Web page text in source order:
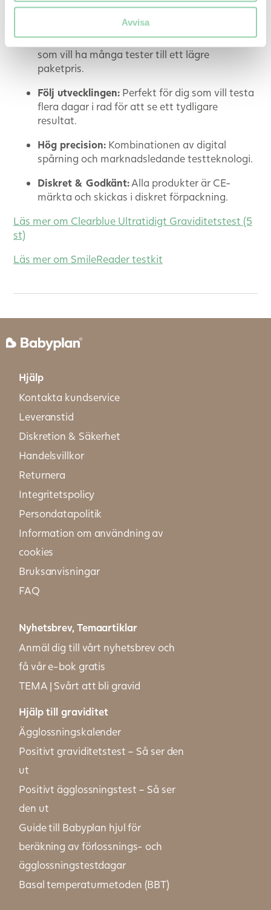
Avvisa
Varför välja detta storpaket?
Mest prisvärt:Vårt bästa erbjudande för dig
som vill ha många tester till ett lägre
paketpris.
Följ utvecklingen: Perfekt för dig som vill testa
flera dagar i rad för att se ett tydligare
resultat.
Hög precision: Kombinationen av digital
spårning och marknadsledande testteknologi.
Diskret & Godkänt:Alla produkter är CE-
märkta och skickas i diskret förpackning.
Läs mer om Clearblue Ultratidigt Graviditetstest (5
st)
Läs mer om SmileReader testkit
Hjälp
Kontakta kundservice
Leveranstid
Diskretion & Säkerhet
Handelsvillkor
Returnera
Integritetspolicy
Persondatapolitik
Information om användning av
cookies
Bruksanvisningar
FAQ
Nyhetsbrev, Temaartiklar
Anmäl dig till vårt nyhetsbrev och
få vår e-bok gratis
TEMA | Svårt att bli gravid
Hjälp till graviditet
Ägglossningskalender
Positivt graviditetstest – Så ser den
ut
Positivt ägglossningstest – Så ser
den ut
Guide till Babyplan hjul för
beräkning av förlossnings- och
ägglossningstestdagar
Basal temperaturmetoden (BBT)